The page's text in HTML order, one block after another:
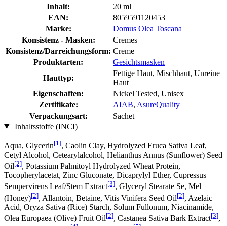
Inhalt:
20 ml
EAN:
8059591120453
Marke:
Domus Olea Toscana
Konsistenz - Masken:
Cremes
Konsistenz/Darreichungsform: Creme
Produktarten:
Gesichtsmasken
Hauttyp:
Fettige Haut, Mischhaut, Unreine
Haut
Eigenschaften:
Nickel Tested, Unisex
Zertifikate:
AIAB, AsureQuality
Verpackungsart:
Sachet
Inhaltsstoffe (INCI)
Aqua, Glycerin[1], Caolin Clay, Hydrolyzed Eruca Sativa Leaf,
Cetyl Alcohol, Cetearylalcohol, Helianthus Annus (Sunflower) Seed
Oil[2], Potassium Palmitoyl Hydrolyzed Wheat Protein,
Tocopherylacetat, Zinc Gluconate, Dicaprylyl Ether, Cupressus
Sempervirens Leaf/Stem Extract[3], Glyceryl Stearate Se, Mel
(Honey)[2], Allantoin, Betaine, Vitis Vinifera Seed Oil[2], Azelaic
Acid, Oryza Sativa (Rice) Starch, Solum Fullonum, Niacinamide,
Olea Europaea (Olive) Fruit Oil[2], Castanea Sativa Bark Extract[3],